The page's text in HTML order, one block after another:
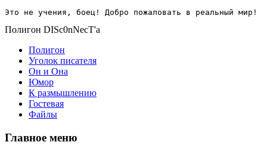
Это не учения, боец! Добро пожаловать в реальный мир!
Полигон DISc0nNecT'a
Полигон
Уголок писателя
Он и Она
Юмор
К размышлению
Гостевая
Файлы
Главное меню